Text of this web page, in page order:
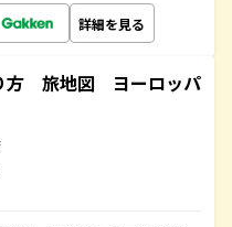
詳細を見る
方 旅地図 ヨーロッパ